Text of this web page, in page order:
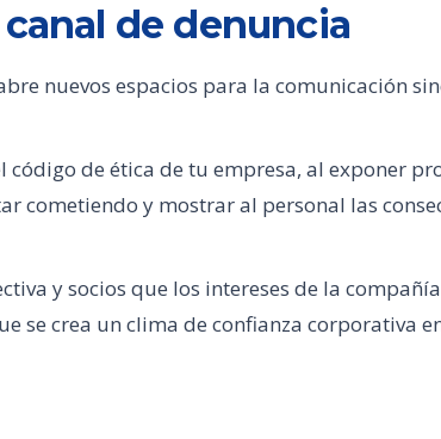
de denuncia
nuevos espacios para la comunicación
de ética de tu empresa, al exponer
cometiendo y mostrar al personal las
y socios que los intereses de la
se crea un clima de confianza corporativa